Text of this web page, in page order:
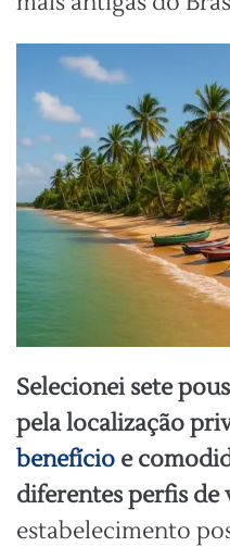
Selecionei sete
pela localização
benefício e
diferentes perfis de
estabelecimento